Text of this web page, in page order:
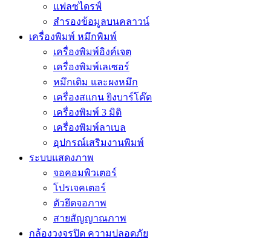
แฟลซไดรฟ์
สำรองข้อมูลบนคลาวน์
เครื่องพิมพ์ หมึกพิมพ์
เครื่องพิมพ์อิงค์เจต
เครื่องพิมพ์เลเซอร์
หมึกเติม และผงหมึก
เครื่องสแกน ยิงบาร์โค๊ด
เครื่องพิมพ์ 3 มิติ
เครื่องพิมพ์ลาเบล
อุปกรณ์เสริมงานพิมพ์
ระบบแสดงภาพ
จอคอมพิวเตอร์
โปรเจคเตอร์
ตัวยึดจอภาพ
สายสัญญาณภาพ
กล้องวงจรปิด ความปลอดภัย